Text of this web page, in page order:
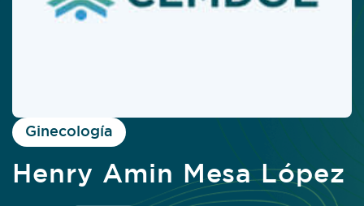
Ginecología
Henry Amin Mesa López